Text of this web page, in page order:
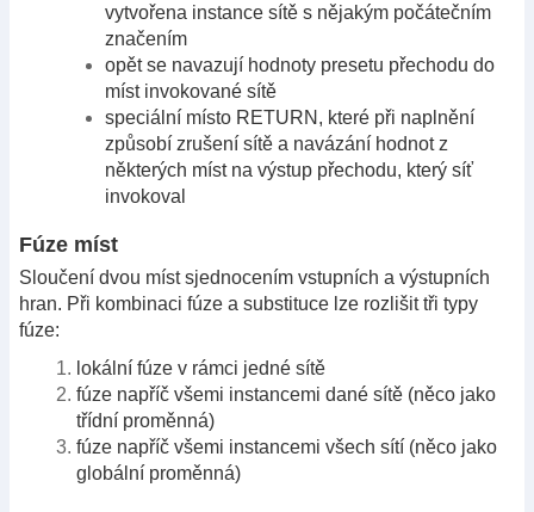
vytvořena instance sítě s nějakým počátečním
značením
opět se navazují hodnoty presetu přechodu do
míst invokované sítě
speciální místo RETURN, které při naplnění
způsobí zrušení sítě a navázání hodnot z
některých míst na výstup přechodu, který síť
invokoval
Fúze míst
Sloučení dvou míst sjednocením vstupních a výstupních
hran. Při kombinaci fúze a substituce lze rozlišit tři typy
fúze:
lokální fúze v rámci jedné sítě
fúze napříč všemi instancemi dané sítě (něco jako
třídní proměnná)
fúze napříč všemi instancemi všech sítí (něco jako
globální proměnná)